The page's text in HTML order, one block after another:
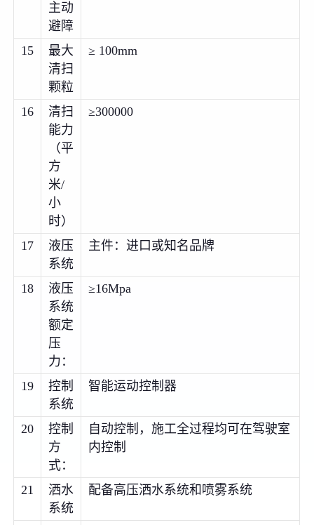
主动
避障
15
最大
清扫
颗粒
≥ 100mm
16
清扫
能力
（平
方
米/
小
时）
≥300000
17
液压
系统
主件：进口或知名品牌
18
液压
系统
额定
压
力：
≥16Mpa
19
控制
系统
智能运动控制器
20
控制
方
式：
自动控制，施工全过程均可在驾驶室
内控制
21
洒水
系统
配备高压洒水系统和喷雾系统